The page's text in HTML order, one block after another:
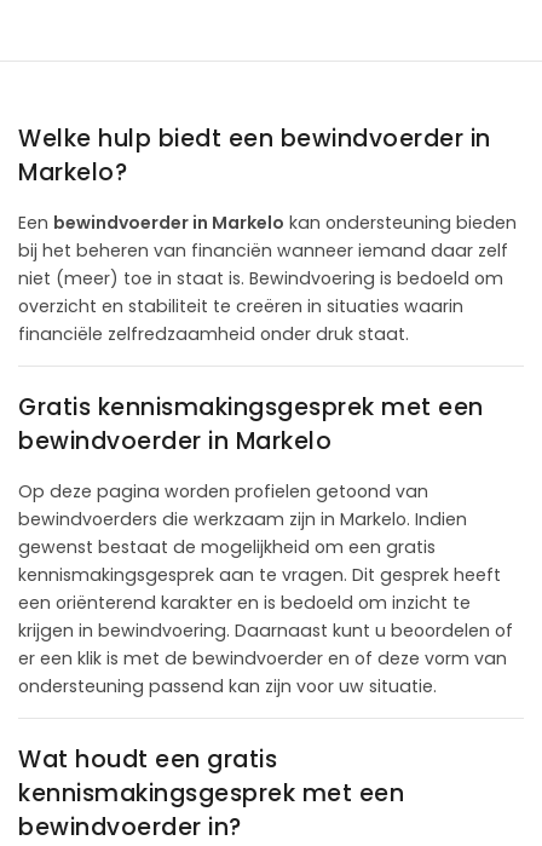
Welke hulp biedt een bewindvoerder in
Markelo?
Een bewindvoerder in Markelo kan ondersteuning bieden
bij het beheren van financiën wanneer iemand daar zelf
niet (meer) toe in staat is. Bewindvoering is bedoeld om
overzicht en stabiliteit te creëren in situaties waarin
financiële zelfredzaamheid onder druk staat.
Gratis kennismakingsgesprek met een
bewindvoerder in Markelo
Op deze pagina worden profielen getoond van
bewindvoerders die werkzaam zijn in Markelo. Indien
gewenst bestaat de mogelijkheid om een gratis
kennismakingsgesprek aan te vragen. Dit gesprek heeft
een oriënterend karakter en is bedoeld om inzicht te
krijgen in bewindvoering. Daarnaast kunt u beoordelen of
er een klik is met de bewindvoerder en of deze vorm van
ondersteuning passend kan zijn voor uw situatie.
Wat houdt een gratis
kennismakingsgesprek met een
bewindvoerder in?